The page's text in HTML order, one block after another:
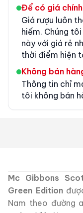
Để có giá
Giá rượu luôn
hiếm. Chúng
này với giá rẻ
thời điểm hiện
Không bán
Thông tin chỉ
tôi không bán
Mc Gibbons
Green Edition
Nam theo đường